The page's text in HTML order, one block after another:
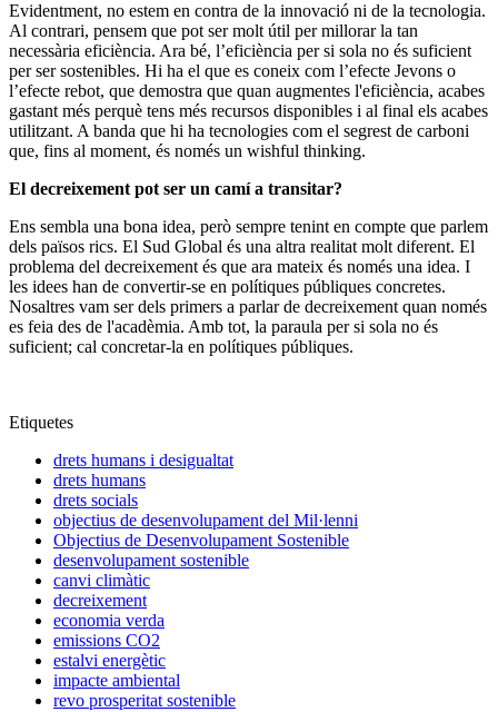
Evidentment, no estem en contra de la innovació ni de la tecnologia.
Al contrari, pensem que pot ser molt útil per millorar la tan
necessària eficiència. Ara bé, l’eficiència per si sola no és suficient
per ser sostenibles. Hi ha el que es coneix com l’efecte Jevons o
l’efecte rebot, que demostra que quan augmentes l'eficiència, acabes
gastant més perquè tens més recursos disponibles i al final els acabes
utilitzant. A banda que hi ha tecnologies com el segrest de carboni
que, fins al moment, és només un wishful thinking.
El decreixement pot ser un camí a transitar?
Ens sembla una bona idea, però sempre tenint en compte que parlem
dels països rics. El Sud Global és una altra realitat molt diferent. El
problema del decreixement és que ara mateix és només una idea. I
les idees han de convertir-se en polítiques públiques concretes.
Nosaltres vam ser dels primers a parlar de decreixement quan només
es feia des de l'acadèmia. Amb tot, la paraula per si sola no és
suficient; cal concretar-la en polítiques públiques.
Etiquetes
drets humans i desigualtat
drets humans
drets socials
objectius de desenvolupament del Mil·lenni
Objectius de Desenvolupament Sostenible
desenvolupament sostenible
canvi climàtic
decreixement
economia verda
emissions CO2
estalvi energètic
impacte ambiental
revo prosperitat sostenible